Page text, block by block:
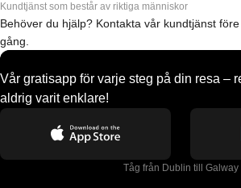
Kundtjänst som består av riktiga människor
Behöver du hjälp? Kontakta vår kundtjänst
gång.
Vår gratisapp för varje steg på din resa –
aldrig varit enklare!
Tåg från Dublin till Galway